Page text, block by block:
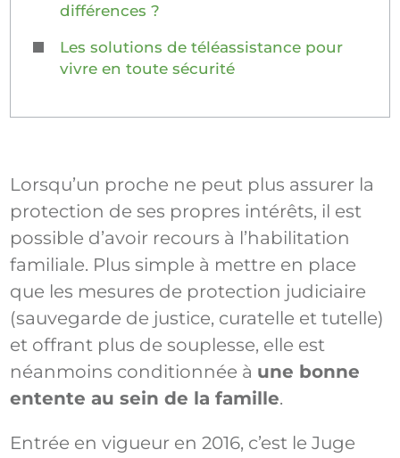
différences ?
Les solutions de téléassistance pour
vivre en toute sécurité
Lorsqu’un proche ne peut plus assurer la
protection de ses propres intérêts, il est
possible d’avoir recours à l’habilitation
familiale. Plus simple à mettre en place
que les mesures de protection judiciaire
(sauvegarde de justice, curatelle et tutelle)
et offrant plus de souplesse, elle est
néanmoins conditionnée à une bonne
entente au sein de la famille.
Entrée en vigueur en 2016, c’est le Juge